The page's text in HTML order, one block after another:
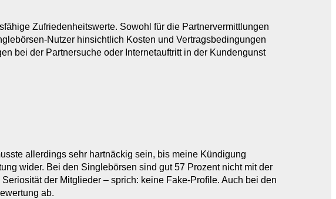
Zufriedenheitswerte. Sowohl für die Partnervermittlungen
Nutzer hinsichtlich Kosten und Vertragsbedingungen
bei der Partnersuche oder Internetauftritt in der Kundengunst
allerdings sehr hartnäckig sein, bis meine Kündigung
wider. Bei den Singlebörsen sind gut 57 Prozent nicht mit der
der Mitglieder – sprich: keine Fake-Profile. Auch bei den
ab.